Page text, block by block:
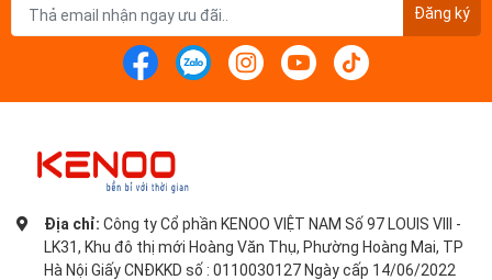
Đăng ký
Địa chỉ: Công ty Cổ phần KENOO VIỆT NAM Số 97 LOUIS VIII -
LK31, Khu đô thị mới Hoàng Văn Thụ, Phường Hoàng Mai, TP
Hà Nội Giấy CNĐKKD số : 0110030127 Ngày cấp 14/06/2022